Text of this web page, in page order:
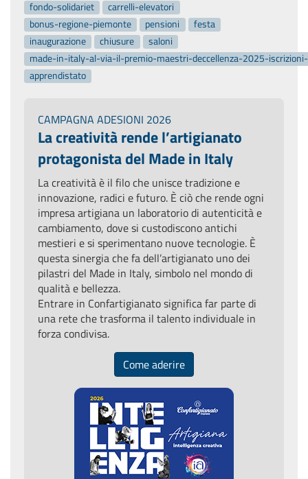
fondo-solidariet
carrelli-elevatori
bonus-regione-piemonte
pensioni
festa
inaugurazione
chiusure
saloni
made-in-italy-al-via-il-premio-maestri-deccellenza-2025-
apprendistato
CAMPAGNA ADESIONI 2026
La creatività rende l’artigianato
protagonista del Made in Italy
La creatività è il filo che unisce tradizione e
innovazione, radici e futuro. È ciò che rende ogni
impresa artigiana un laboratorio di autenticità e
cambiamento, dove si custodiscono antichi
mestieri e si sperimentano nuove tecnologie. È
questa sinergia che fa dell’artigianato uno dei
pilastri del Made in Italy, simbolo nel mondo di
qualità e bellezza.
Entrare in Confartigianato significa far parte di
una rete che trasforma il talento individuale in
forza condivisa.
Come aderire